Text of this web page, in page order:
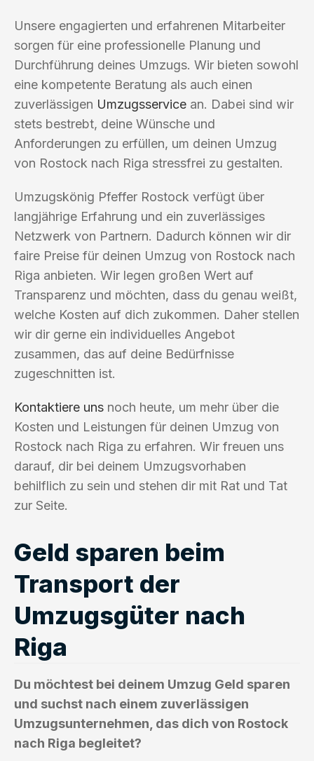
Unsere engagierten und erfahrenen Mitarbeiter
sorgen für eine professionelle Planung und
Durchführung deines Umzugs. Wir bieten sowohl
eine kompetente Beratung als auch einen
zuverlässigen Umzugsservice an. Dabei sind wir
stets bestrebt, deine Wünsche und
Anforderungen zu erfüllen, um deinen Umzug
von Rostock nach Riga stressfrei zu gestalten.
Umzugskönig Pfeffer Rostock verfügt über
langjährige Erfahrung und ein zuverlässiges
Netzwerk von Partnern. Dadurch können wir dir
faire Preise für deinen Umzug von Rostock nach
Riga anbieten. Wir legen großen Wert auf
Transparenz und möchten, dass du genau weißt,
welche Kosten auf dich zukommen. Daher stellen
wir dir gerne ein individuelles Angebot
zusammen, das auf deine Bedürfnisse
zugeschnitten ist.
Kontaktiere uns noch heute, um mehr über die
Kosten und Leistungen für deinen Umzug von
Rostock nach Riga zu erfahren. Wir freuen uns
darauf, dir bei deinem Umzugsvorhaben
behilflich zu sein und stehen dir mit Rat und Tat
zur Seite.
Geld sparen beim
Transport der
Umzugsgüter nach
Riga
Du möchtest bei deinem Umzug Geld sparen
und suchst nach einem zuverlässigen
Umzugsunternehmen, das dich von Rostock
nach Riga begleitet?